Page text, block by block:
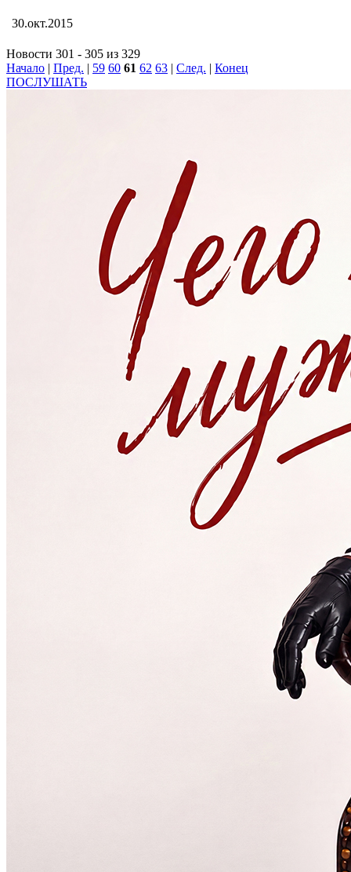
30.окт.2015
Новости 301 - 305 из 329
Начало | Пред. | 59 60 61 62 63 | След. | Конец
ПОСЛУШАТЬ